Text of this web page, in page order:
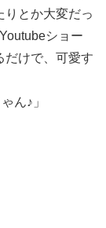
りとか大変だっ
ショー
だけで、可愛す
ゃん♪」